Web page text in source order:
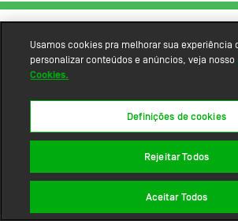
Usamos cookies pra melhorar sua experiência
personalizar conteúdos e anúncios, veja nosso
Cookies.
Definições de cookies
Rejeitar Todos
Aceitar Todos